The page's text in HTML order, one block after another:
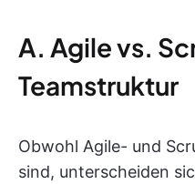
A. Agile vs.
Teamstruktur
Obwohl Agile- und
sind, unterscheiden